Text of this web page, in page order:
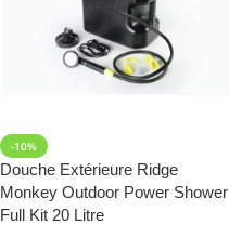
-10%
Douche Extérieure Ridge
Monkey Outdoor Power Shower
Full Kit 20 Litre